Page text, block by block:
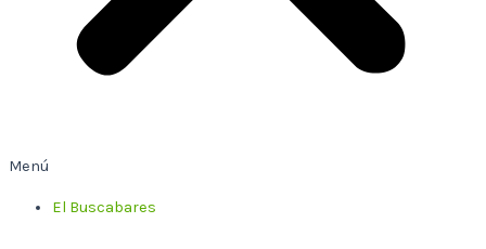
Menú
El Buscabares